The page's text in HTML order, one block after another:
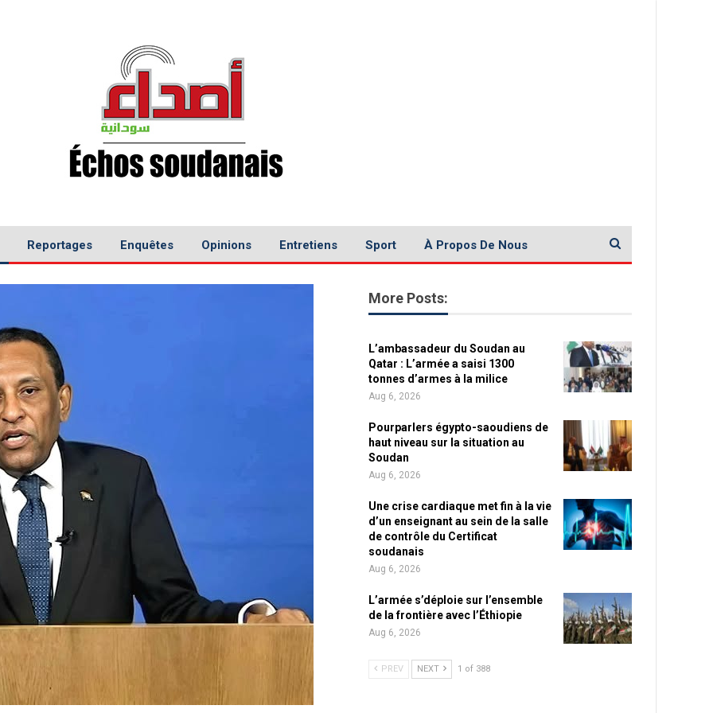
Reportages Enquêtes Opinions Entretiens Sport À Propos De Nous
More Posts:
L’ambassadeur du Soudan au
Qatar : L’armée a saisi 1300
tonnes d’armes à la milice
Aug 6, 2026
Pourparlers égypto-saoudiens de
haut niveau sur la situation au
Soudan
Aug 6, 2026
Une crise cardiaque met fin à la vie
d’un enseignant au sein de la salle
de contrôle du Certificat
soudanais
Aug 6, 2026
L’armée s’déploie sur l’ensemble
de la frontière avec l’Éthiopie
Aug 6, 2026
PREV NEXT 1 of 388